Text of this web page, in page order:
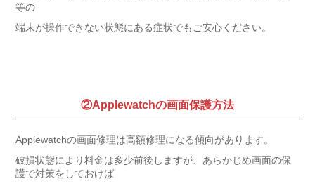
等の
端末が操作できない状態にある症状でもご安心ください。
②Applewatchの画面保護方法
Applewatchの画面修理は高額修理になる傾向があります。
破損状態により料金は多少前後しますが、あらかじめ画面の保
護で対策をしておけば